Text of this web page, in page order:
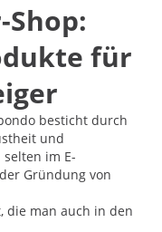
für
besticht durch
und
im E-
Gründung von
die man auch in den